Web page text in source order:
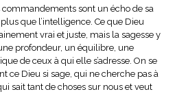
commandements sont un écho de sa
que l’intelligence. Ce que Dieu
vrai et juste, mais la sagesse y
profondeur, un équilibre, une
de ceux à qui elle s’adresse. On se
ce Dieu si sage, qui ne cherche pas à
sait tant de choses sur nous et veut